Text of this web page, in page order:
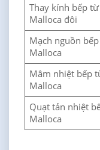
Thay kính bếp từ
Malloca đôi
Mạch nguồn
Malloca
Mâm nhiệt bếp
Malloca
Quạt tản nhiệt
Malloca